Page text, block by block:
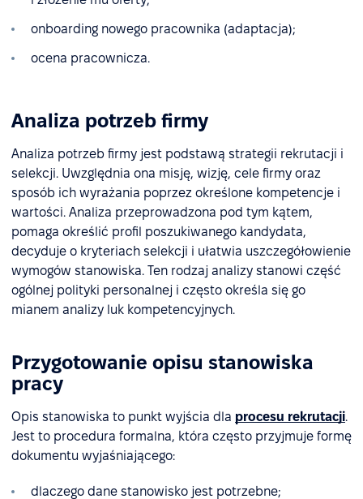
onboarding nowego pracownika (adaptacja);
ocena pracownicza.
Analiza potrzeb firmy
Analiza potrzeb firmy jest podstawą strategii rekrutacji i
selekcji. Uwzględnia ona misję, wizję, cele firmy oraz
sposób ich wyrażania poprzez określone kompetencje i
wartości. Analiza przeprowadzona pod tym kątem,
pomaga określić profil poszukiwanego kandydata,
decyduje o kryteriach selekcji i ułatwia uszczegółowienie
wymogów stanowiska. Ten rodzaj analizy stanowi część
ogólnej polityki personalnej i często określa się go
mianem analizy luk kompetencyjnych.
Przygotowanie opisu stanowiska
pracy
Opis stanowiska to punkt wyjścia dla procesu rekrutacji.
Jest to procedura formalna, która często przyjmuje formę
dokumentu wyjaśniającego:
dlaczego dane stanowisko jest potrzebne;